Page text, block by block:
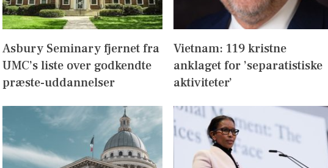
Asbury Seminary fjernet fra
UMC’s liste over godkendte
præste-uddannelser
Vietnam: 119 kristne
anklaget for ’separatistiske
aktiviteter’